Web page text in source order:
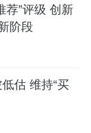
荐”评级 创新
阶段
估 维持“买